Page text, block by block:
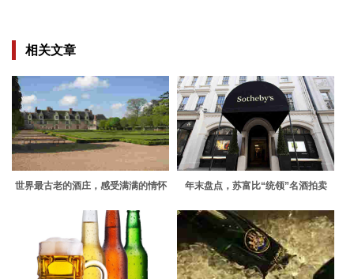
相关文章
世界最古老的酒庄，感受满满的情怀 年末盘点，苏富比“统领”名酒拍卖